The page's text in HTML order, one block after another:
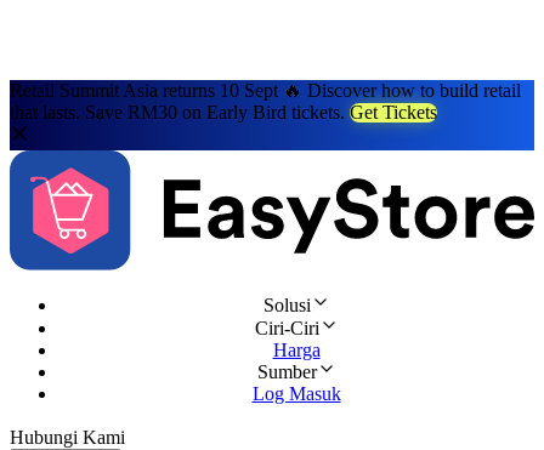
Retail Summit Asia returns 10 Sept 🔥 Discover how to build retail
that lasts. Save RM30 on Early Bird tickets. Get Tickets
Solusi
Ciri-Ciri
Harga
Sumber
Log Masuk
Hubungi Kami